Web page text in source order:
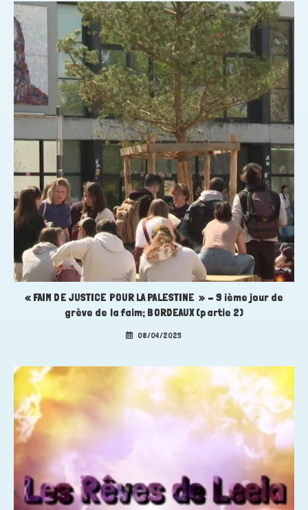
« FAIM DE JUSTICE POUR LA PALESTINE » – 9 ième jour de
grève de la faim; BORDEAUX (partie 2)
08/04/2025